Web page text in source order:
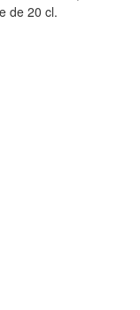
de 20 cl.